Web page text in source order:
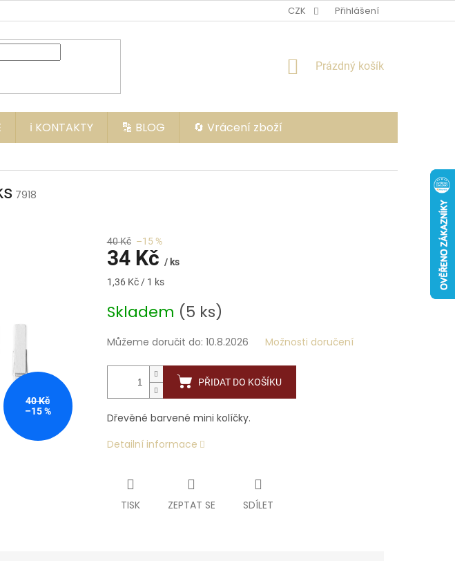
CZK Přihlášení
NÁKUPNÍ
Prázdný košík
ℹ️ KONTAKTY 🔡 BLOG 🔄 Vrácení zboží
7918
40 Kč
–15 %
40 Kč –15 %
34 Kč / ks
Měrná
1,36 Kč / 1 ks
Skladem (5 ks)
Můžeme doručit do: 10.8.2026 Možnosti doručení
PŘIDAT DO KOŠÍKU
Dřevěné barvené mini kolíčky.
Detailní informace
TISK ZEPTAT SE SDÍLET